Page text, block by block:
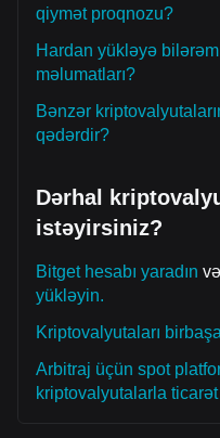
qiymət proqnozu?
Hardan yükləyə
məlumatları?
Bənzər
qədərdir?
Dərhal
istəyirsiniz?
Bitget hesabı yaradın
yükləyin.
Kriptovalyutaları
Arbitraj üçün spot
kriptovalyutalarla